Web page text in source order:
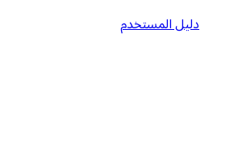
دليل المستخدم